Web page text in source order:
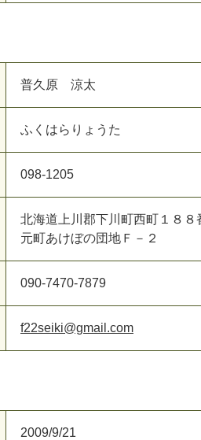
普久原 涼太
ふくはらりょうた
098-1205
北海道上川郡下川町西町１８８
元町あけぼの団地Ｆ－２
090-7470-7879
f22seiki@gmail.com
2009/9/21